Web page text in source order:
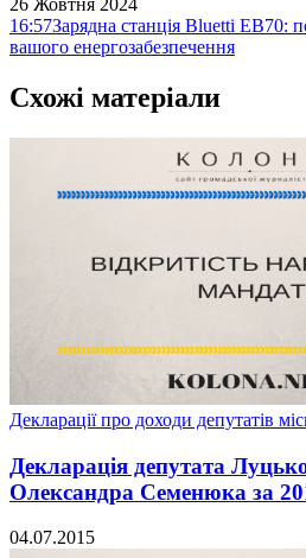
26 Жовтня 2024
16:57Зарядна станція Bluetti EB70:
вашого енергозабезпечення
Схожі матеріали
Декларації про доходи депутатів
Декларація депутата
Олександра Семенюка за
04.07.2015